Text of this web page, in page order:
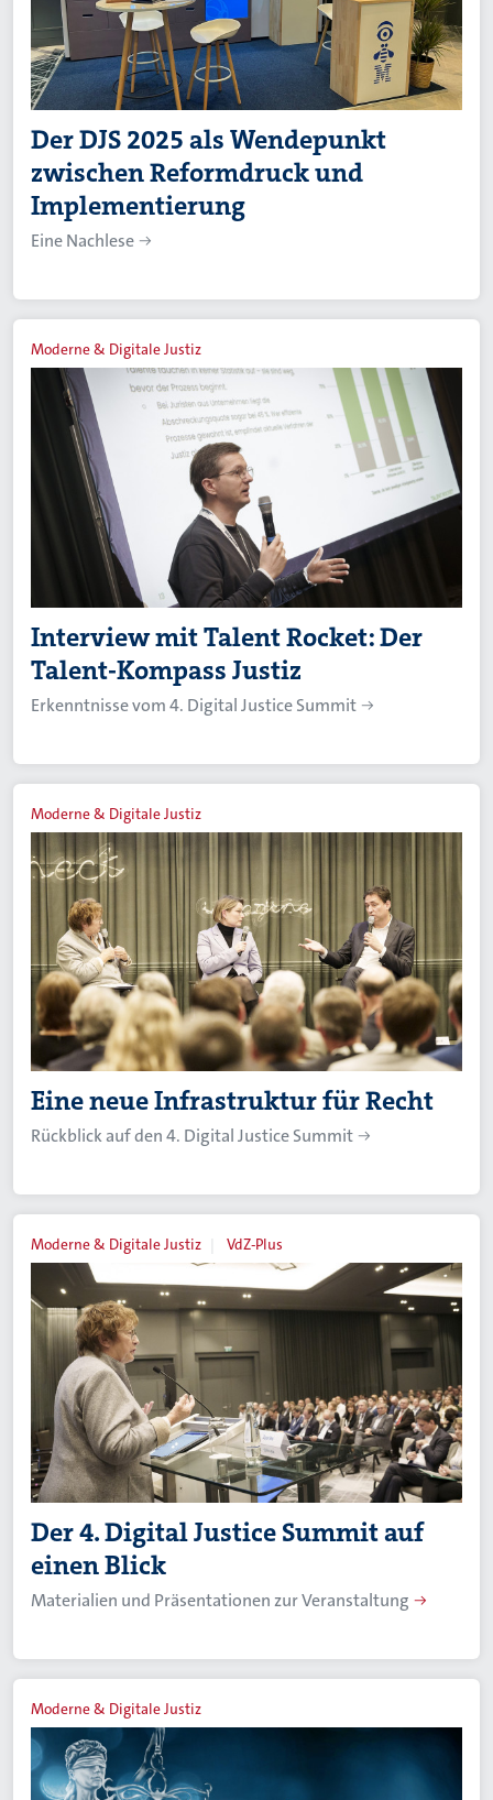
Der DJS 2025 als Wendepunkt
zwischen Reformdruck und
Implementierung
Eine Nachlese
Moderne & Digitale Justiz
Interview mit Talent Rocket: Der
Talent-Kompass Justiz
Erkenntnisse vom 4. Digital Justice Summit
Moderne & Digitale Justiz
Eine neue Infrastruktur für Recht
Rückblick auf den 4. Digital Justice Summit
Moderne & Digitale Justiz VdZ-Plus
Der 4. Digital Justice Summit auf
einen Blick
Materialien und Präsentationen zur Veranstaltung
Moderne & Digitale Justiz